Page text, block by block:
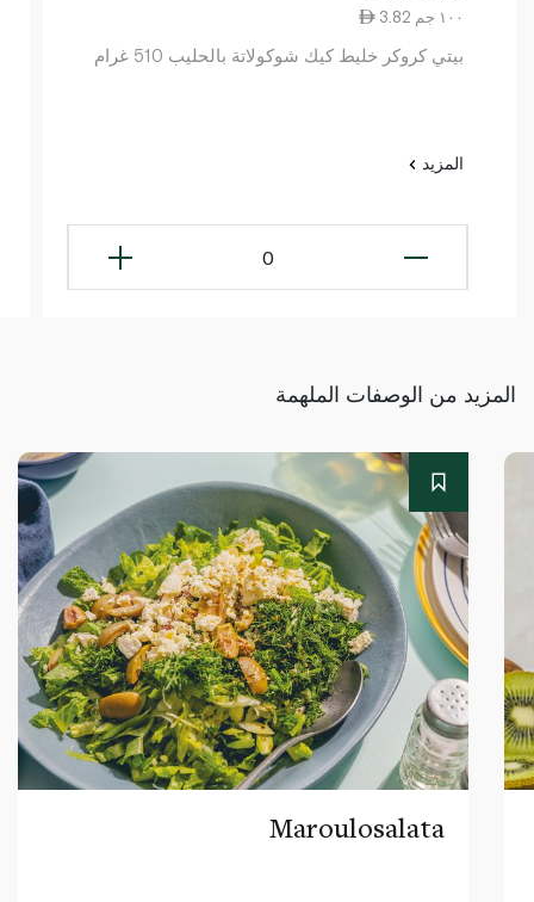
3.82 ١٠٠ جم
بيتي كروكر خليط كيك شوكولاتة بالحليب 510 غرام
المزيد
0
المزيد من الوصفات الملهمة
Maroulosalata